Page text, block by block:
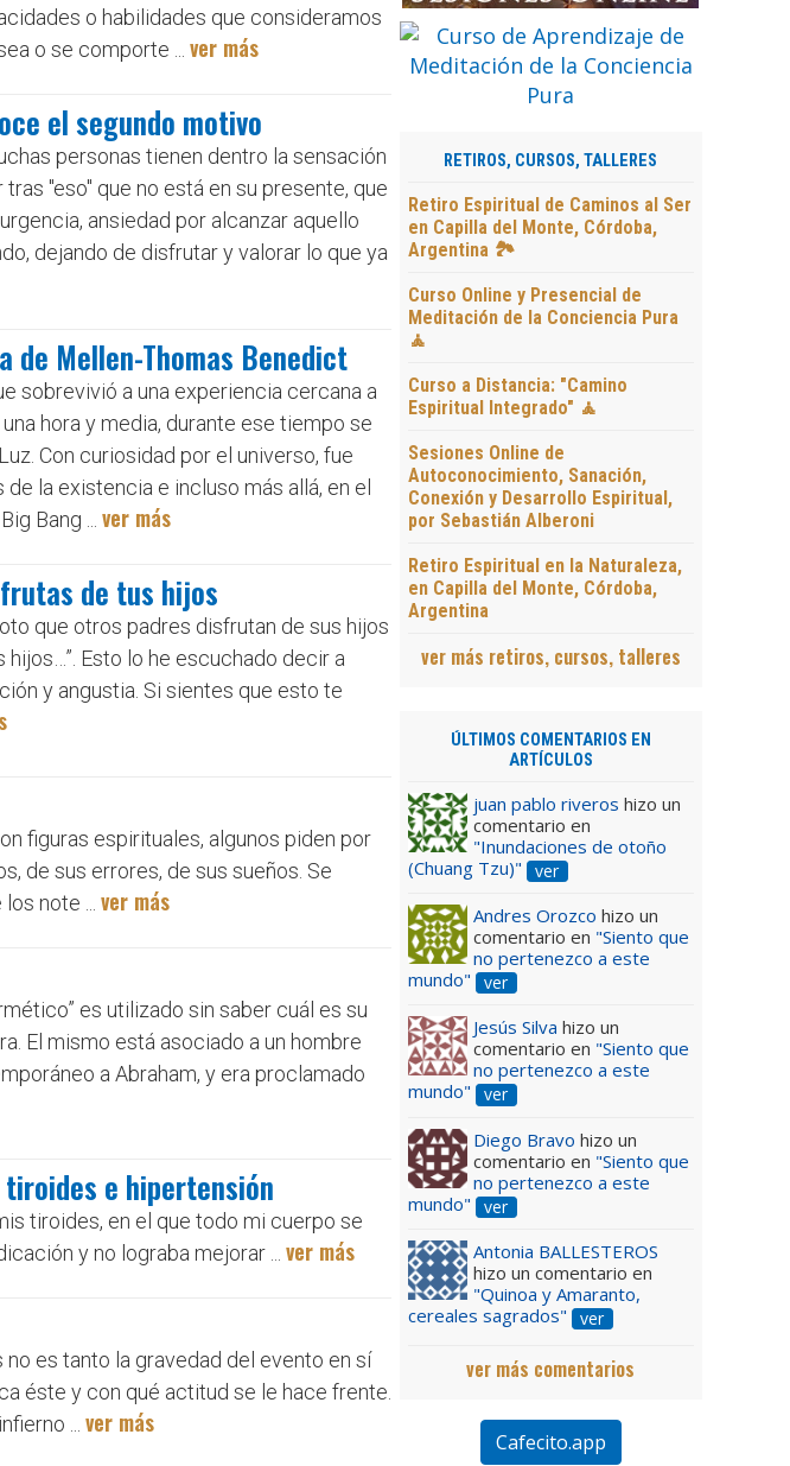
o habilidades que consideramos
o se comporte ... ver más
el segundo motivo
personas tienen dentro la sensación
"eso" que no está en su presente, que
ansiedad por alcanzar aquello
dejando de disfrutar y valorar lo que ya
de Mellen-Thomas Benedict
sobrevivió a una experiencia cercana a
hora y media, durante ese tiempo se
Con curiosidad por el universo, fue
la existencia e incluso más allá, en el
Bang ... ver más
de tus hijos
que otros padres disfrutan de sus hijos
Esto lo he escuchado decir a
y angustia. Si sientes que esto te
figuras espirituales, algunos piden por
de sus errores, de sus sueños. Se
note ... ver más
es utilizado sin saber cuál es su
El mismo está asociado a un hombre
a Abraham, y era proclamado
e hipertensión
tiroides, en el que todo mi cuerpo se
y no lograba mejorar ... ver más
es tanto la gravedad del evento en sí
éste y con qué actitud se le hace frente.
... ver más
RETIROS, CURSOS, TALLERES
Retiro Espiritual de Caminos al Ser
en Capilla del Monte, Córdoba,
Argentina 🏞️
Curso Online y Presencial de
Meditación de la Conciencia Pura
🧘
Curso a Distancia: "Camino
Espiritual Integrado" 🧘
Sesiones Online de
Autoconocimiento, Sanación,
Conexión y Desarrollo Espiritual,
por Sebastián Alberoni
Retiro Espiritual en la Naturaleza,
en Capilla del Monte, Córdoba,
Argentina
ver más retiros, cursos, talleres
ÚLTIMOS COMENTARIOS EN
ARTÍCULOS
juan pablo riveros hizo un
comentario en
"Inundaciones de otoño
(Chuang Tzu)"
ver
Andres Orozco hizo un
comentario en "Siento que
no pertenezco a este
mundo"
ver
Jesús Silva hizo un
comentario en "Siento que
no pertenezco a este
mundo"
ver
Diego Bravo hizo un
comentario en "Siento que
no pertenezco a este
mundo"
ver
Antonia BALLESTEROS
hizo un comentario en
"Quinoa y Amaranto,
cereales sagrados"
ver
ver más comentarios
Cafecito.app